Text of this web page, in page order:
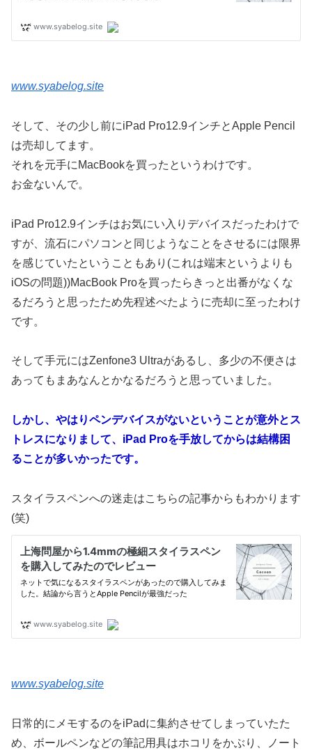
www.syabelog.site
そして、その少し前にiPad Pro12.9インチとApple Pencil
は売却してます。
それを元手にMacBookを買ったというわけです。
お金ないんで。
iPad Pro12.9インチはお気にい入りデバイスだったわけで
すが、流石にパソコンと同じようなことをさせるには限界
を感じていたということもあり(これは端末というよりも
iOSの問題))MacBook Proを買ったらきっと出番がなくな
るだろうと思ったため先程述べたように売却に至ったわけ
です。
そして手元にはZenfone3 Ultraがあるし、多少の不便さは
あってもまあなんとかなるだろうと思っていました。
しかし、やはりペンデバイスがないということが意外とス
トレスになりまして、iPad Proを手放してからは結構困
ることが多いかったです。
スタイラスペンへの迷走はこちらの記事からもわかります
(笑)
www.syabelog.site
日常的にメモするのをiPadに集約させてしまっていたた
め、ボールペンなどの筆記用具はホコリをかぶり、ノート